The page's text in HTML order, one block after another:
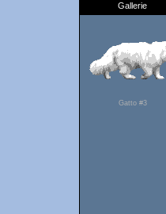
Gallerie
Gatto #3